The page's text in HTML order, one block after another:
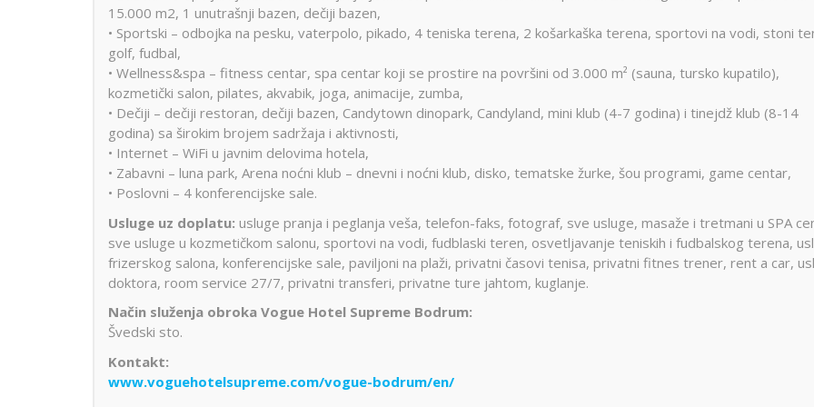
15.000 m2, 1 unutrašnji bazen, dečiji bazen,
• Sportski – odbojka na pesku, vaterpolo, pikado, 4 teniska terena, 2 košarkaška terena, sportovi na vodi, stoni
golf, fudbal,
• Wellness&spa – fitness centar, spa centar koji se prostire na površini od 3.000 m² (sauna, tursko kupatilo),
kozmetički salon, pilates, akvabik, joga, animacije, zumba,
• Dečiji – dečiji restoran, dečiji bazen, Candytown dinopark, Candyland, mini klub (4-7 godina) i tinejdž klub (8-14
godina) sa širokim brojem sadržaja i aktivnosti,
• Internet – WiFi u javnim delovima hotela,
• Zabavni – luna park, Arena noćni klub – dnevni i noćni klub, disko, tematske žurke, šou programi, game centar,
• Poslovni – 4 konferencijske sale.
Usluge uz doplatu: usluge pranja i peglanja veša, telefon-faks, fotograf, sve usluge, masaže i tretmani u SPA
sve usluge u kozmetičkom salonu, sportovi na vodi, fudblaski teren, osvetljavanje teniskih i fudbalskog terena,
frizerskog salona, konferencijske sale, paviljoni na plaži, privatni časovi tenisa, privatni fitnes trener, rent a car,
doktora, room service 27/7, privatni transferi, privatne ture jahtom, kuglanje.
Način služenja obroka Vogue Hotel Supreme Bodrum:
Švedski sto.
Kontakt:
www.voguehotelsupreme.com/vogue-bodrum/en/